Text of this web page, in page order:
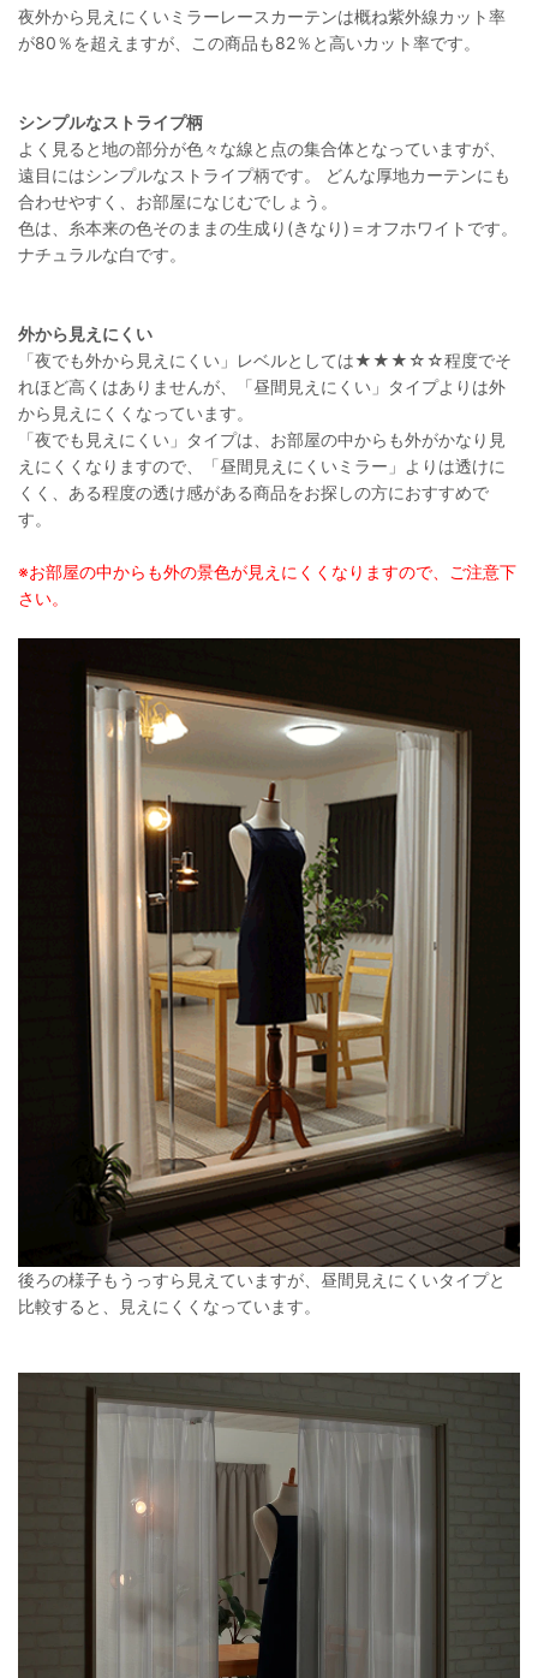
夜外から見えにくいミラーレースカーテンは概ね紫外線カット率
が80％を超えますが、この商品も82％と高いカット率です。
シンプルなストライプ柄
よく見ると地の部分が色々な線と点の集合体となっていますが、
遠目にはシンプルなストライプ柄です。 どんな厚地カーテンにも
合わせやすく、お部屋になじむでしょう。
色は、糸本来の色そのままの生成り(きなり)＝オフホワイトです。
ナチュラルな白です。
外から見えにくい
「夜でも外から見えにくい」レベルとしては★★★☆☆程度でそ
れほど高くはありませんが、「昼間見えにくい」タイプよりは外
から見えにくくなっています。
「夜でも見えにくい」タイプは、お部屋の中からも外がかなり見
えにくくなりますので、「昼間見えにくいミラー」よりは透けに
くく、ある程度の透け感がある商品をお探しの方におすすめで
す。
※お部屋の中からも外の景色が見えにくくなりますので、ご注意下
さい。
後ろの様子もうっすら見えていますが、昼間見えにくいタイプと
比較すると、見えにくくなっています。